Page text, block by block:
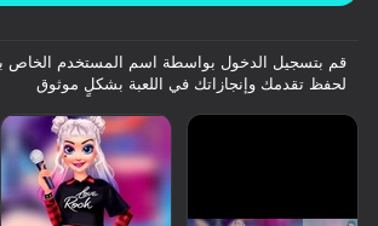
قم بتسجيل الدخول بواسطة اسم المستخدم الخاص
لحفظ تقدمك وإنجازاتك في اللعبة بشكلٍ موثوق